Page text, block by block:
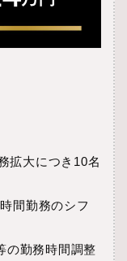
拡大につき10名
間勤務のシフ
勤務時間調整